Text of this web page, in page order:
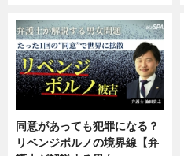
同意があっても犯罪になる？
リベンジポルノの境界線【弁